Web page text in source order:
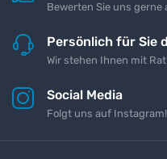
Bewerten Sie uns gerne
Persönlich für Sie
Wir stehen Ihnen mit
Social Media
Folgt uns auf